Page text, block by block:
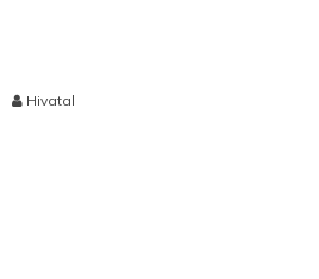
Hivatal